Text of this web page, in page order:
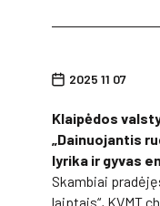
2025 11 07
Klaipėdos
„Dainuojantis
lyrika ir gyvas
Skambiai
laiptais“, KVMT